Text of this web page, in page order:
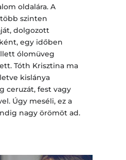
oldalára. A
szinten
dolgozott
egy időben
ólomüveg
Tóth Krisztina ma
kislánya
ceruzát, fest vagy
Úgy meséli, ez a
nagy örömöt ad.